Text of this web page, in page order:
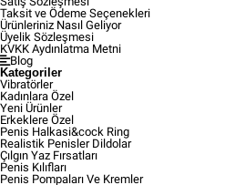
Taksit ve Ödeme Seçenekleri
Ürünleriniz Nasıl Geliyor
Üyelik Sözleşmesi
KVKK Aydınlatma Metni
Blog
Kategoriler
Vibratörler
Kadınlara Özel
Yeni Ürünler
Erkeklere Özel
Penis Halkasi&cock Ring
Realistik Penisler Dildolar
Çılgın Yaz Fırsatları
Penis Kılıfları
Penis Pompaları Ve Kremler